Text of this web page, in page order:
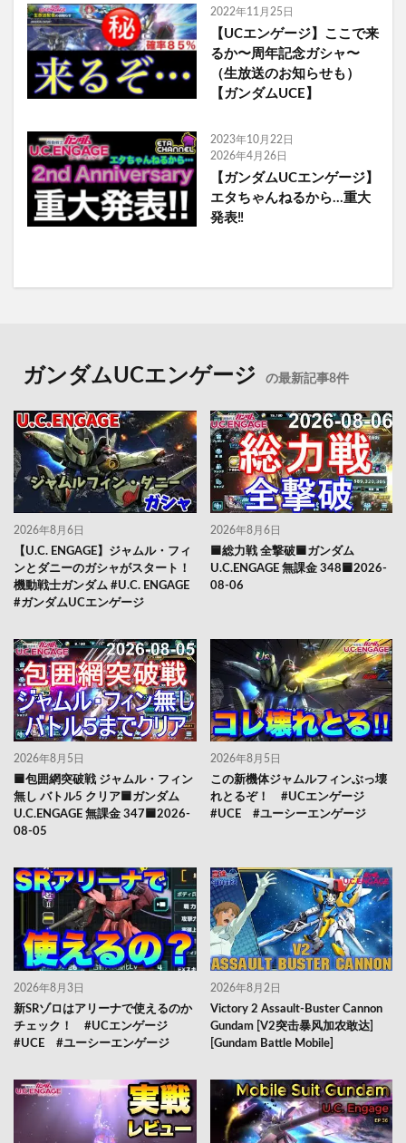
2022年11月25日
【UCエンゲージ】ここで来
るか〜周年記念ガシャ〜
（生放送のお知らせも）
【ガンダムUCE】
2023年10月22日
2026年4月26日
【ガンダムUCエンゲージ】
エタちゃんねるから…重大
発表‼️
ガンダムUCエンゲージ の最新記事8件
2026年8月6日
【U.C. ENGAGE】ジャムル・フィ
ンとダニーのガシャがスタート！
機動戦士ガンダム #U.C. ENGAGE
#ガンダムUCエンゲージ
2026年8月6日
🟦総力戦 全撃破🟦ガンダム
U.C.ENGAGE 無課金 348🟦2026-
08-06
2026年8月5日
🟦包囲網突破戦 ジャムル・フィン
無し バトル5 クリア🟦ガンダム
U.C.ENGAGE 無課金 347🟦2026-
08-05
2026年8月5日
この新機体ジャムルフィンぶっ壊
れとるぞ！ #UCエンゲージ
#UCE #ユーシーエンゲージ
2026年8月3日
新SRゾロはアリーナで使えるのか
チェック！ #UCエンゲージ
#UCE #ユーシーエンゲージ
2026年8月2日
Victory 2 Assault-Buster Cannon
Gundam [V2突击暴风加农敢达]
[Gundam Battle Mobile]